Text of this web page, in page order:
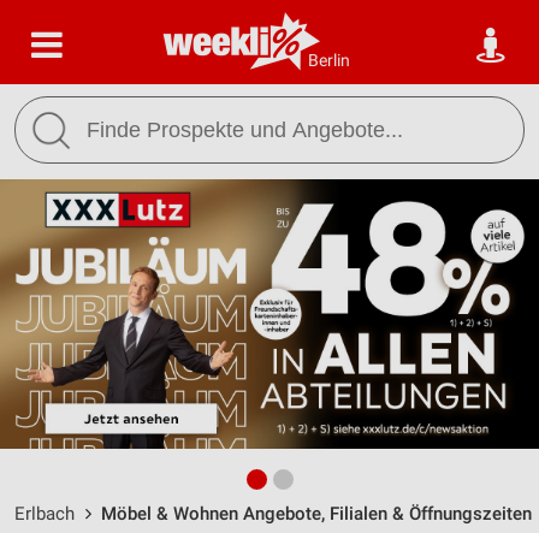
Berlin
Erlbach Möbel & Wohnen Angebote, Filialen & Öffnungszeiten